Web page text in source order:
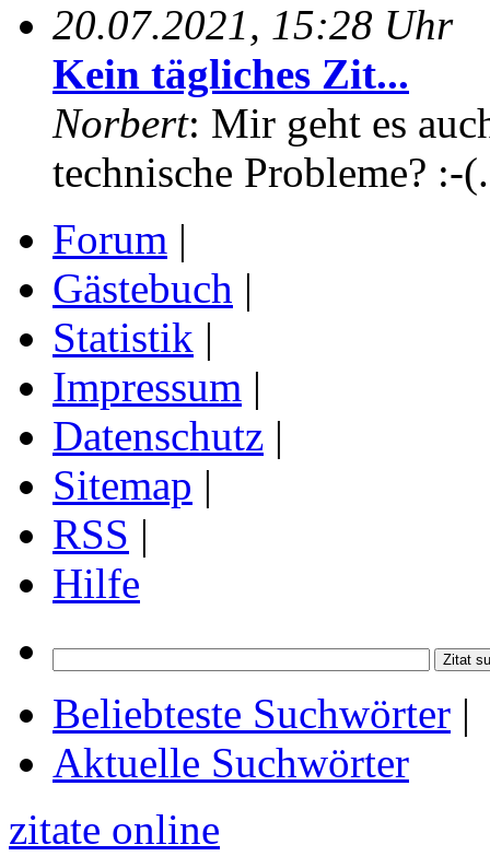
20.07.2021, 15:28 Uhr
Kein tägliches Zit...
Norbert: Mir geht es
technische Probleme? :-
Forum |
Gästebuch |
Statistik |
Impressum |
Datenschutz |
Sitemap |
RSS |
Hilfe
Beliebteste Suchwörter |
Aktuelle Suchwörter
zitate online